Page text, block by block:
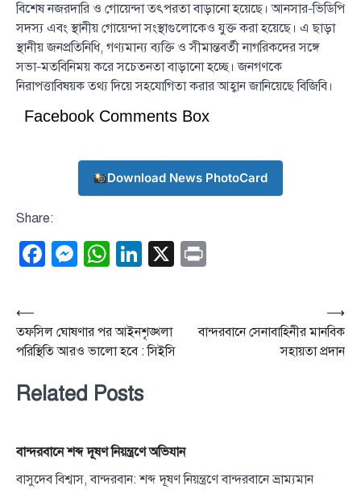
বিশেষ নজরদারি ও গোয়েন্দা তৎপরতা বাড়ানো হয়েছে। আনসার–ভিডিপি
সদস্য এবং স্থানীয় গোয়েন্দা সংস্থাগুলোকেও যুক্ত করা হয়েছে। এ ছাড়া
স্থানীয় জনপ্রতিনিধি, গণ্যমান্য ব্যক্তি ও সীমান্তবর্তী নাগরিকদের সঙ্গে
সভা–মতবিনিময় করে সচেতনতা বাড়ানো হচ্ছে। জনগণকে
নিরাপত্তাবিষয়ক তথ্য দিয়ে সহযোগিতা করার আহ্বান জানিয়েছে বিজিবি।
Facebook Comments Box
Download News PhotoCard
Share:
Facebook
Messenger
WhatsApp
LinkedIn
X
Post
navigation
⟵
তফসিল ঘোষণার পর আইনশৃঙ্খলা
পরিস্থিতি আরও ভালো হবে : সিইসি
বান্দরবানে সেনাবাহিনীর মানবিক
সহায়তা প্রদান
⟶
Related Posts
বান্দরবানে শব্দ দূষণ নিয়ন্ত্রণে অভিযান
বাসুদেব বিশ্বাস, বান্দরবান: শব্দ দূষণ নিয়ন্ত্রণে বান্দরবানে ভ্রাম্যমান